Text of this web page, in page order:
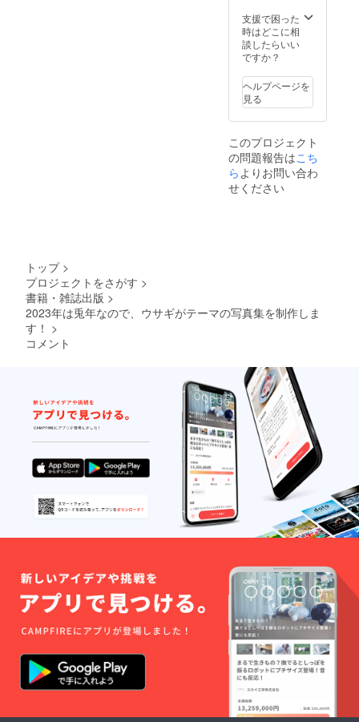
支援で困った
時はどこに相
談したらいい
ですか？
ヘルプページを
見る
このプロジェクト
の問題報告はこち
ら よりお問い合わ
せください
トップ >
プロジェクトをさがす >
書籍・雑誌出版 >
2023年は兎年なので、ウサギがテーマの写真集を制作しま
す！ >
コメント